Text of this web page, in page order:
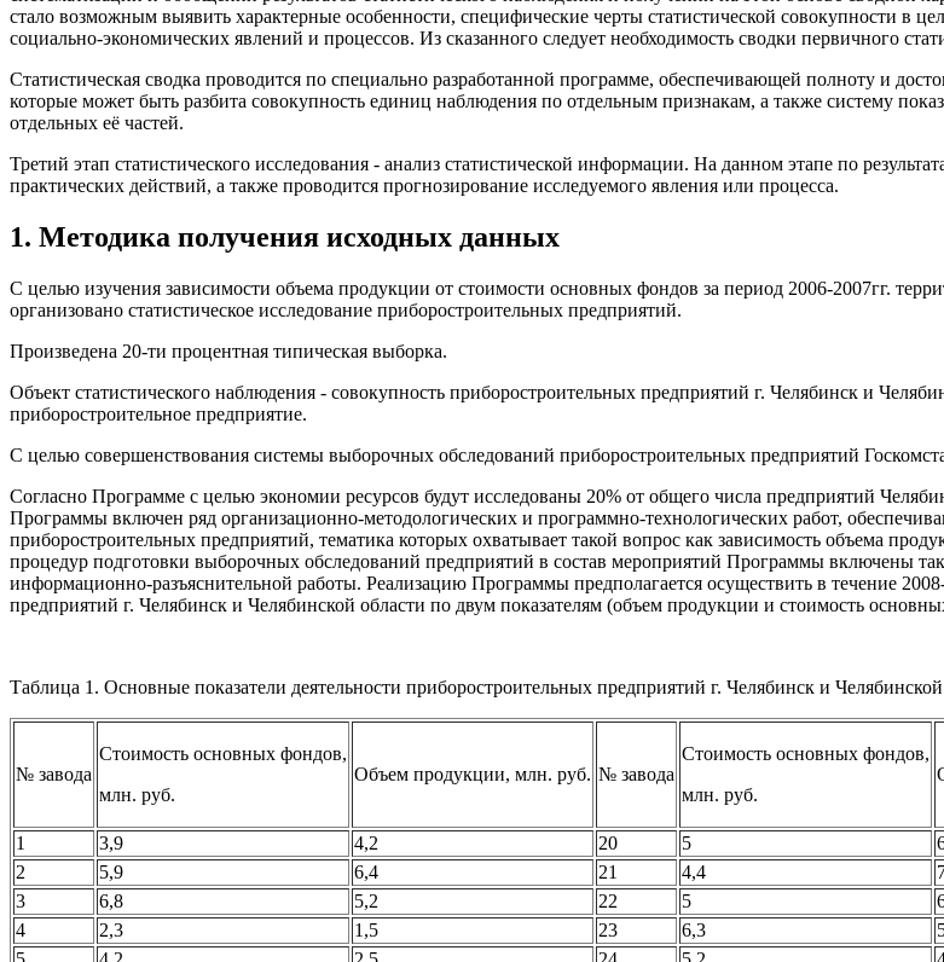
стало возможным выявить характерные особенности, специфические черты статистической совокупности в
социально-экономических явлений и процессов. Из сказанного следует необходимость сводки первичного
Статистическая сводка проводится по специально разработанной программе, обеспечивающей полноту и
которые может быть разбита совокупность единиц наблюдения по отдельным признакам, а также систему
отдельных её частей.
Третий этап статистического исследования - анализ статистической информации. На данном этапе по
практических действий, а также проводится прогнозирование исследуемого явления или процесса.
1. Методика получения исходных данных
С целью изучения зависимости объема продукции от стоимости основных фондов за период 2006-2007гг.
организовано статистическое исследование приборостроительных предприятий.
Произведена 20-ти процентная типическая выборка.
Объект статистического наблюдения - совокупность приборостроительных предприятий г. Челябинск и
приборостроительное предприятие.
С целью совершенствования системы выборочных обследований приборостроительных предприятий
Согласно Программе с целью экономии ресурсов будут исследованы 20% от общего числа предприятий
Программы включен ряд организационно-методологических и программно-технологических работ,
приборостроительных предприятий, тематика которых охватывает такой вопрос как зависимость объема
процедур подготовки выборочных обследований предприятий в состав мероприятий Программы включены
информационно-разъяснительной работы. Реализацию Программы предполагается осуществить в течение
предприятий г. Челябинск и Челябинской области по двум показателям (объем продукции и стоимость
Таблица 1. Основные показатели деятельности приборостроительных предприятий г. Челябинск и Челябинской
№ завода
Стоимость основных фондов,
млн. руб.
Объем продукции, млн. руб. № завода
Стоимость основных фондов,
млн. руб.
1 3,9 4,2 20 5
2
5,9 6,4 21 4,4
3
6,8 5,2 22 5
4
2,3 1,5 23 6,3